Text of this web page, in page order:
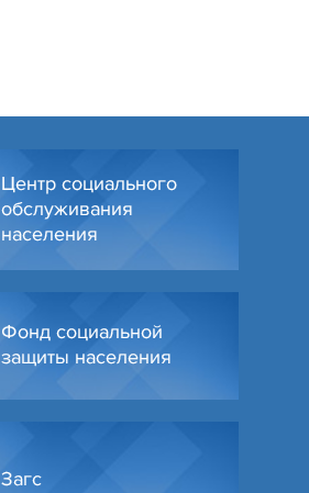
Центр социального
обслуживания
населения
Фонд социальной
защиты населения
Загс